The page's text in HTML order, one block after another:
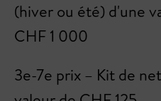
(hiver ou été) d'une
CHF 1 000
3e-7e prix – Kit de